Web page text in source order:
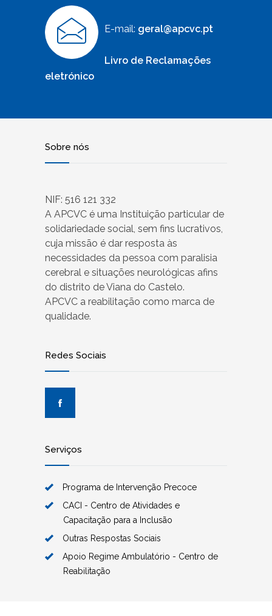
E-mail: geral@apcvc.pt
Livro de Reclamações
eletrónico
Sobre nós
NIF: 516 121 332
A APCVC é uma Instituição particular de
solidariedade social, sem fins lucrativos,
cuja missão é dar resposta às
necessidades da pessoa com paralisia
cerebral e situações neurológicas afins
do distrito de Viana do Castelo.
APCVC a reabilitação como marca de
qualidade.
Redes Sociais
Serviços
Programa de Intervenção Precoce
CACI - Centro de Atividades e
Capacitação para a Inclusão
Outras Respostas Sociais
Apoio Regime Ambulatório - Centro de
Reabilitação